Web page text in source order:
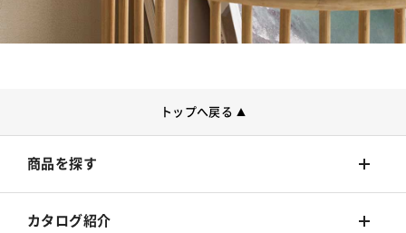
トップへ戻る ▲
商品を探す
壁装材
カタログ紹介